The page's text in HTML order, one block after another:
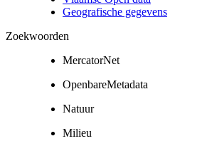
Geografische gegevens
Zoekwoorden
MercatorNet
OpenbareMetadata
Natuur
Milieu